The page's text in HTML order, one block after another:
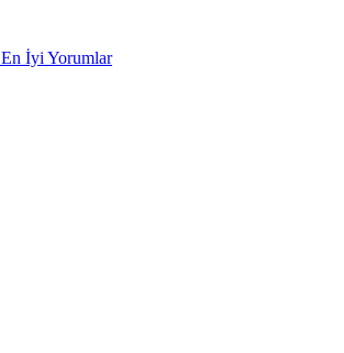
En İyi Yorumlar